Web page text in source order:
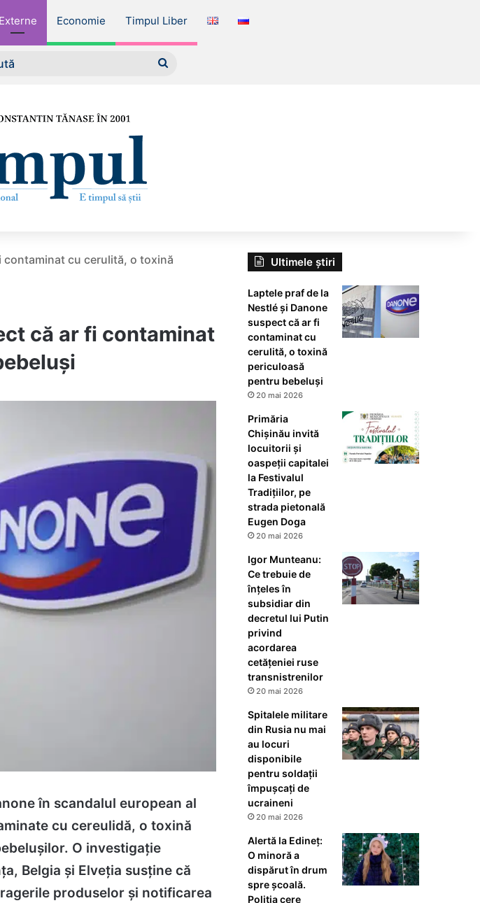
Externe Economie Timpul Liber
contaminat cu cerulită, o toxină
că ar fi contaminat
în scandalul european al
cu cereulidă, o toxină
O investigație
Belgia și Elveția susține că
produselor și notificarea
Ultimele știri
Laptele praf de la
Nestlé și Danone
suspect că ar fi
contaminat cu
cerulită, o toxină
periculoasă
pentru bebeluși
20 mai 2026
Primăria
Chișinău invită
locuitorii și
oaspeții capitalei
la Festivalul
Tradițiilor, pe
strada pietonală
Eugen Doga
20 mai 2026
Igor Munteanu:
Ce trebuie de
înțeles în
subsidiar din
decretul lui Putin
privind
acordarea
cetățeniei ruse
transnistrenilor
20 mai 2026
Spitalele militare
din Rusia nu mai
au locuri
disponibile
pentru soldații
împușcați de
ucraineni
20 mai 2026
Alertă la Edineț:
O minoră a
dispărut în drum
spre școală.
Poliția cere